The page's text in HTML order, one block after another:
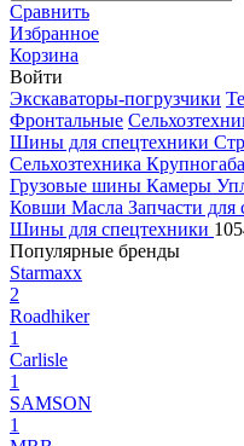
Сравнить
Избранное
Корзина
Войти
Экскаваторы-погрузчики
Фронтальные
Шины для спецтехники
Сельхозтехника
Грузовые шины Камеры
Ковши Масла Запчасти для
Шины для спецтехники
Популярные бренды
Starmaxx
2
Roadhiker
1
Carlisle
1
SAMSON
1